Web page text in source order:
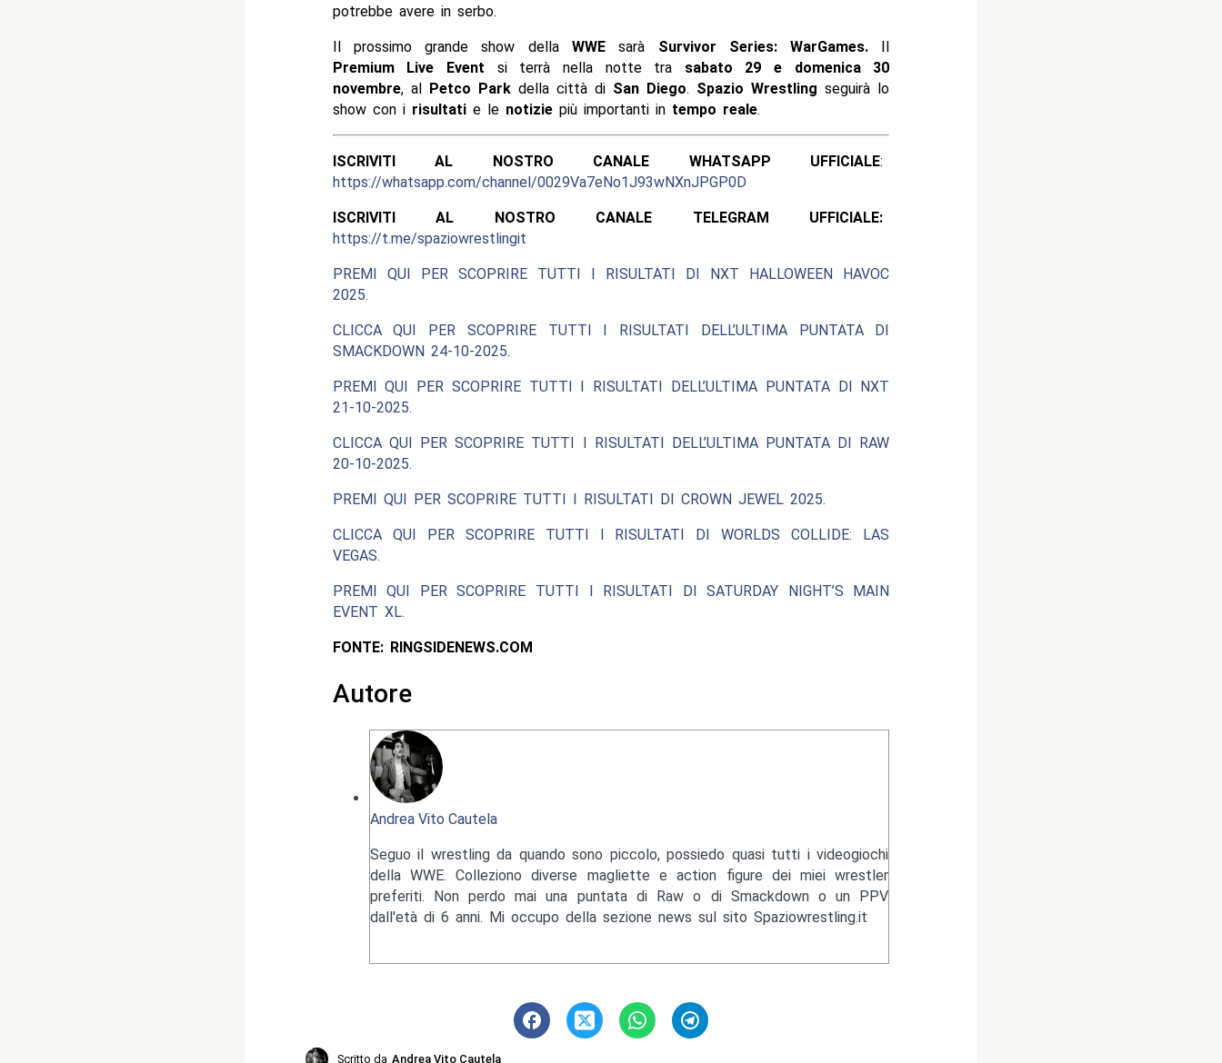
potrebbe avere in serbo.
Il prossimo grande show della WWE sarà Survivor Series: WarGames. Il
Premium Live Event si terrà nella notte tra sabato 29 e domenica 30
novembre, al Petco Parkdella città di San Diego. Spazio Wrestling seguirà lo
show con i risultatie le notiziepiù importanti in tempo reale.
ISCRIVITI AL NOSTRO CANALE WHATSAPP UFFICIALE:
https://whatsapp.com/channel/0029Va7eNo1J93wNXnJPGP0D
ISCRIVITI AL NOSTRO CANALE TELEGRAM UFFICIALE:
https://t.me/spaziowrestlingit
PREMI QUI PER SCOPRIRE TUTTI I RISULTATI DI NXT HALLOWEEN HAVOC
2025.
CLICCA QUI PER SCOPRIRE TUTTI I RISULTATI DELL’ULTIMA PUNTATA DI
SMACKDOWN 24-10-2025.
PREMI QUI PER SCOPRIRE TUTTI I RISULTATI DELL’ULTIMA PUNTATA DI NXT
21-10-2025.
CLICCA QUI PER SCOPRIRE TUTTI I RISULTATI DELL’ULTIMA PUNTATA DI RAW
20-10-2025.
PREMI QUI PER SCOPRIRE TUTTI I RISULTATI DI CROWN JEWEL 2025.
CLICCA QUI PER SCOPRIRE TUTTI I RISULTATI DI WORLDS COLLIDE: LAS
VEGAS.
PREMI QUI PER SCOPRIRE TUTTI I RISULTATI DI SATURDAY NIGHT’S MAIN
EVENT XL.
FONTE: RINGSIDENEWS.COM
Autore
Andrea Vito Cautela
Seguo il wrestling da quando sono piccolo, possiedo quasi tutti i videogiochi
della WWE. Colleziono diverse magliette e action figure dei miei wrestler
preferiti. Non perdo mai una puntata di Raw o di Smackdown o un PPV
dall'età di 6 anni. Mi occupo della sezione news sul sito Spaziowrestling.it
Scritto da Andrea Vito Cautela